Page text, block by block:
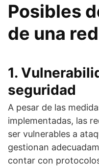
Posibles
de una
1.
seguridad
A pesar de las
implementadas, las
ser vulnerables a
gestionan
contar con